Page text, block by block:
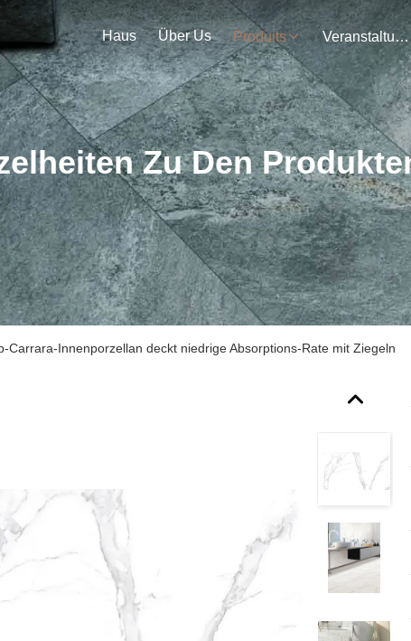
Haus Über Us Produits Veranstaltungen
Zu Den
Carrara-Innenporzellan deckt niedrige Absorptions-Rate mit Ziegeln